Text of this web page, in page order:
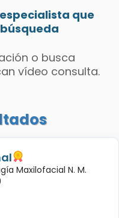
que
o busca
vídeo consulta.
Maxilofacial N. M.